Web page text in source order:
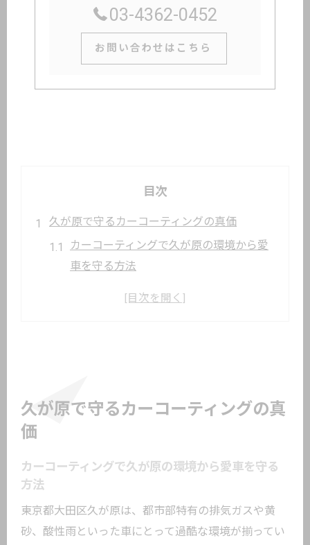
03-4362-0452
お問い合わせはこちら
目次
久が原で守るカーコーティングの真価
カーコーティングで久が原の環境から愛
車を守る方法
大田区でカーコーティングを選ぶ際のポ
理由とは
塗装を長持ちさせる実践的コーティング技術
本
塗装長持ちに欠かせないコーティング工
久が原で守るカーコーティングの真
価
カーコーティングで久が原の環境から愛車を守る
方法
東京都大田区久が原は、都市部特有の排気ガスや黄
砂、酸性雨といった車にとって過酷な環境が揃ってい